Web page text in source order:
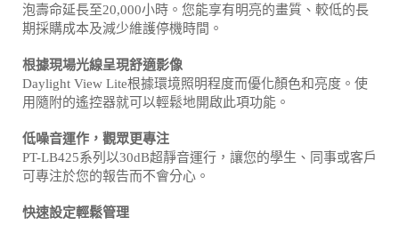
泡壽命延長至20,000小時。您能享有明亮的畫質、較低的長
期採購成本及減少維護停機時間。
根據現場光線呈現舒適影像
Daylight View Lite根據環境照明程度而優化顏色和亮度。使
用隨附的遙控器就可以輕鬆地開啟此項功能。
低噪音運作，觀眾更專注
PT-LB425系列以30dB超靜音運行，讓您的學生、同事或客戶
可專注於您的報告而不會分心。
快速設定輕鬆管理